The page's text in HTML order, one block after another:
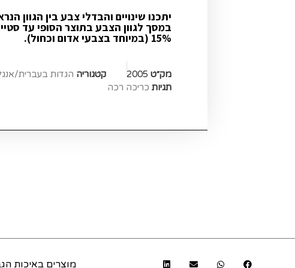
יתכנו שינויים והבדלי צבע בין הגוון
במסך לגוון הצבע בתוצר הסופי עד
15% (במיוחד בצבעי אדום וכחול).
מק״ט 2005 קטגוריה הגדות בעברית/
תגיות כריכה רכה
מוצרים באיכות